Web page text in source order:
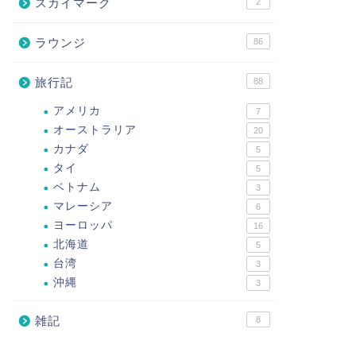
スカイマーク
ラウンジ 86
旅行記 88
アメリカ 7
オーストラリア 20
カナダ 5
タイ 5
ベトナム 3
マレーシア 6
ヨーロッパ 16
北海道 5
台湾 3
沖縄 3
雑記 8